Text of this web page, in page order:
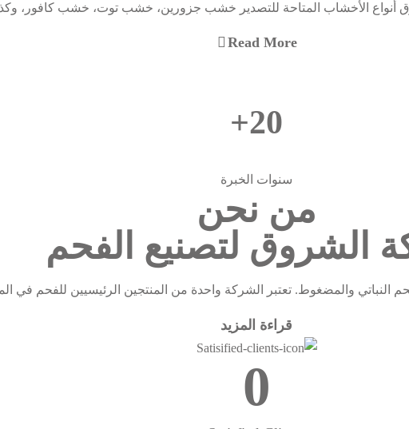
أنواع الأخشاب المتاحة للتصدير خشب جزورين، خشب توت، خشب كافور،
Read More
20+
سنوات الخبرة
من نحن
الشروق لتصنيع الفحم
والمضغوط. تعتبر الشركة واحدة من المنتجين الرئيسيين للفحم في
قراءة المزيد
0